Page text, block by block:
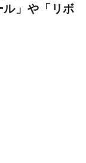
」や「リボ